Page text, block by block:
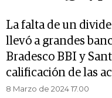
La falta de un
llevó a grandes
Bradesco BBI y
calificación de las
8 Marzo de 2024 17.00